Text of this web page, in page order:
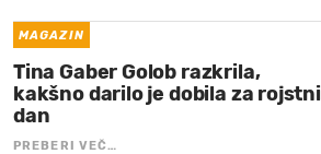
MAGAZIN
Tina Gaber Golob razkrila,
kakšno darilo je dobila za rojstni
dan
PREBERI VEČ…